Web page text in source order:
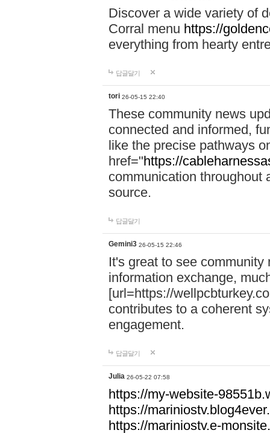
Discover a wide variety of
Corral menu https://
everything from hearty
답글달기
tori 26-05-15 22:40
These community news
connected and informed,
like the precise pathways
href="https://
communication throughout
source.
답글달기
Gemini3 26-05-15 22:46
It's great to see
information exchange,
[url=https://
contributes to a coherent
engagement.
답글달기
Julia 26-05-22 07:58
https://my-website-
https://
https://mariniostv.e-